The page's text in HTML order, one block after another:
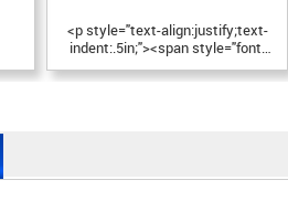
<p>Chiết áp nồi nấu phở, điều
chỉnh nhiệt độ nồi nấu phở, rờ le
nồi nấu phở</p>